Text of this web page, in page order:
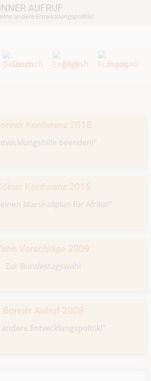
AUFRUF
andere Entwicklungspolitik!
Deutsch English Français
Konferenz 2018
beenden!"
Konferenz 2016
Marshallplan für Afrika!"
Vorschläge 2009
Zur Bundestagswahl
Bonner Aufruf 2008
andere Entwicklungspolitik!"